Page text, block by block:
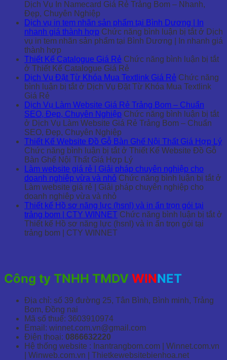
Dịch Vụ In Namecard Giá Rẻ Trảng Bom – Nhanh,
Đẹp, Chuyên Nghiệp
Dịch vụ in tem nhãn sản phẩm tại Bình Dương | In
nhanh giá thành hợp Chức năng bình luận bị tắt ở Dịch
vụ in tem nhãn sản phẩm tại Bình Dương | In nhanh giá
thành hợp
Thiết Kế Catalogue Giá Rẻ Chức năng bình luận bị tắt
ở Thiết Kế Catalogue Giá Rẻ
Dịch Vụ Đặt Từ Khóa Mua Textlink Giá Rẻ Chức năng
bình luận bị tắt ở Dịch Vụ Đặt Từ Khóa Mua Textlink
Giá Rẻ
Dịch Vụ Làm Website Giá Rẻ Trảng Bom – Chuẩn
SEO, Đẹp, Chuyên Nghiệp Chức năng bình luận bị tắt
ở Dịch Vụ Làm Website Giá Rẻ Trảng Bom – Chuẩn
SEO, Đẹp, Chuyên Nghiệp
Thiết Kế Website Đồ Gỗ Bàn Ghế Nội Thất Giá Hợp Lý
Chức năng bình luận bị tắt ở Thiết Kế Website Đồ Gỗ
Bàn Ghế Nội Thất Giá Hợp Lý
Làm website giá rẻ | Giải pháp chuyên nghiệp cho
doanh nghiêp vừa và nhỏ Chức năng bình luận bị tắt ở
Làm website giá rẻ | Giải pháp chuyên nghiệp cho
doanh nghiêp vừa và nhỏ
Thiết kế Hồ sơ năng lực (hsnl) và in ấn trọn gói tại
trảng bom | CTY WINNET Chức năng bình luận bị tắt ở
Thiết kế Hồ sơ năng lực (hsnl) và in ấn trọn gói tại
trảng bom | CTY WINNET
Công ty TNHH TMDV WINNET
Địa chỉ: số 39 đường 25, Tân Bình, Bình minh, Trảng
Bom, Đồng nai
Mã số thuế: 3603910974
Email: winnet.com.vn@gmail.com
Điện thoại: 0866632220
Hệ thống website : Inantrangbom.com | Winnet.com.vn
| Winweb.com.vn | Thietkewebsitebienhoa.net